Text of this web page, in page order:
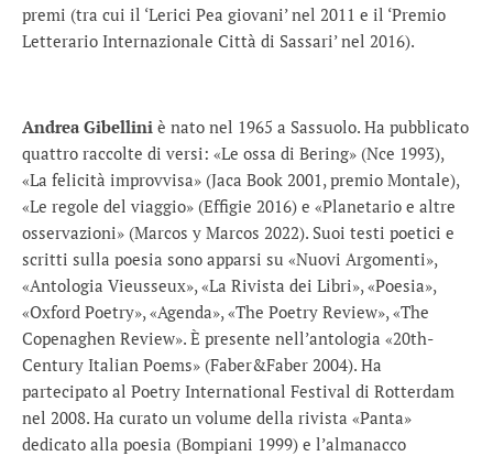
premi (tra cui il ‘Lerici Pea giovani’ nel 2011 e il ‘Premio
Letterario Internazionale Città di Sassari’ nel 2016).
Andrea Gibellini è nato nel 1965 a Sassuolo. Ha pubblicato
quattro raccolte di versi: «Le ossa di Bering» (Nce 1993),
«La felicità improvvisa» (Jaca Book 2001, premio Montale),
«Le regole del viaggio» (Effigie 2016) e «Planetario e altre
osservazioni» (Marcos y Marcos 2022). Suoi testi poetici e
scritti sulla poesia sono apparsi su «Nuovi Argomenti»,
«Antologia Vieusseux», «La Rivista dei Libri», «Poesia»,
«Oxford Poetry», «Agenda», «The Poetry Review», «The
Copenaghen Review». È presente nell’antologia «20th-
Century Italian Poems» (Faber&Faber 2004). Ha
partecipato al Poetry International Festival di Rotterdam
nel 2008. Ha curato un volume della rivista «Panta»
dedicato alla poesia (Bompiani 1999) e l’almanacco